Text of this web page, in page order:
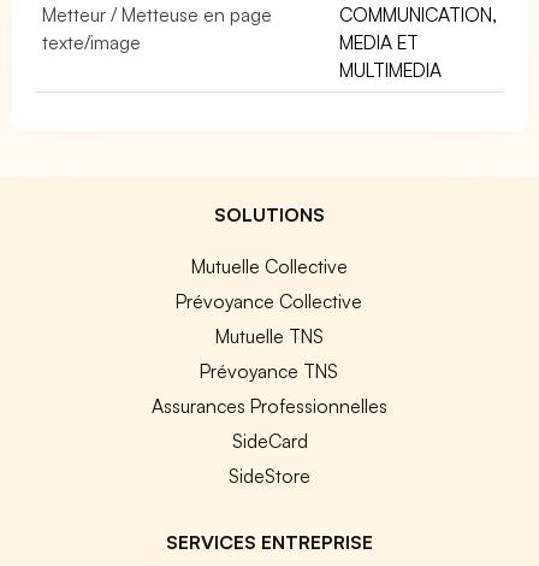
Metteur / Metteuse en page
texte/image
COMMUNICATION,
MEDIA ET
MULTIMEDIA
SOLUTIONS
Mutuelle Collective
Prévoyance Collective
Mutuelle TNS
Prévoyance TNS
Assurances Professionnelles
SideCard
SideStore
SERVICES ENTREPRISE